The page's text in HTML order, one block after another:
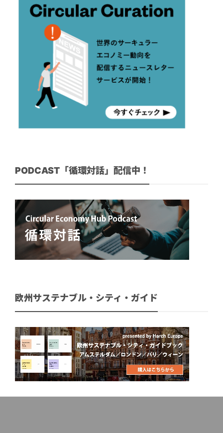
PODCAST「循環対話」配信中！
欧州サステナブル・シティ・ガイド